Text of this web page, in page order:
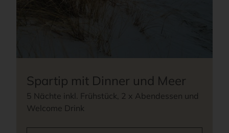
Spartip mit Dinner und Meer
5 Nächte inkl. Frühstück, 2 x Abendessen und
Welcome Drink